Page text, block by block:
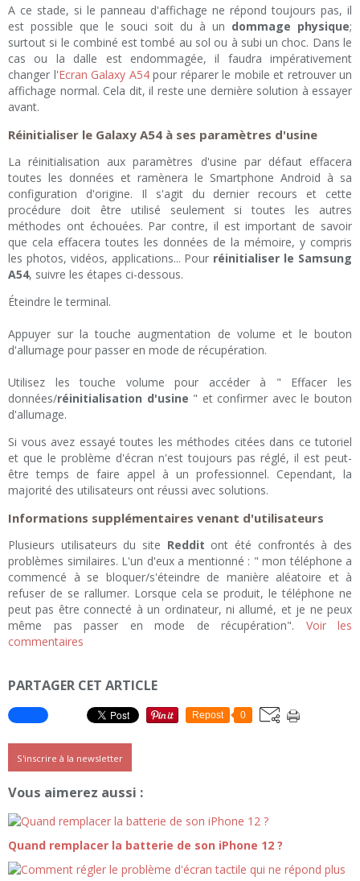
A ce stade, si le panneau d'affichage ne répond toujours pas, il
est possible que le souci soit du à un dommage physique;
surtout si le combiné est tombé au sol ou à subi un choc. Dans le
cas ou la dalle est endommagée, il faudra impérativement
changer l'Ecran Galaxy A54pour réparer le mobile et retrouver un
affichage normal. Cela dit, il reste une dernière solution à essayer
avant.
Réinitialiser le Galaxy A54 à ses paramètres d'usine
La réinitialisation aux paramètres d'usine par défaut effacera
toutes les données et ramènera le Smartphone Android à sa
configuration d'origine. Il s'agit du dernier recours et cette
procédure doit être utilisé seulement si toutes les autres
méthodes ont échouées. Par contre, il est important de savoir
que cela effacera toutes les données de la mémoire, y compris
les photos, vidéos, applications... Pour réinitialiser le Samsung
A54, suivre les étapes ci-dessous.
Éteindre le terminal.
Appuyer sur la touche augmentation de volume et le bouton
d'allumage pour passer en mode de récupération.
Utilisez les touche volume pour accéder à " Effacer les
données/réinitialisation d'usine " et confirmer avec le bouton
d'allumage.
Si vous avez essayé toutes les méthodes citées dans ce tutoriel
et que le problème d'écran n'est toujours pas réglé, il est peut-
être temps de faire appel à un professionnel. Cependant, la
majorité des utilisateurs ont réussi avec solutions.
Informations supplémentaires venant d'utilisateurs
Plusieurs utilisateurs du site Reddit ont été confrontés à des
problèmes similaires. L'un d'eux a mentionné : " mon téléphone a
commencé à se bloquer/s'éteindre de manière aléatoire et à
refuser de se rallumer. Lorsque cela se produit, le téléphone ne
peut pas être connecté à un ordinateur, ni allumé, et je ne peux
même pas passer en mode de récupération". Voir les
commentaires
PARTAGER CET ARTICLE
Repost 0
S'inscrire à la newsletter
Vous aimerez aussi :
Quand remplacer la batterie de son iPhone 12 ?